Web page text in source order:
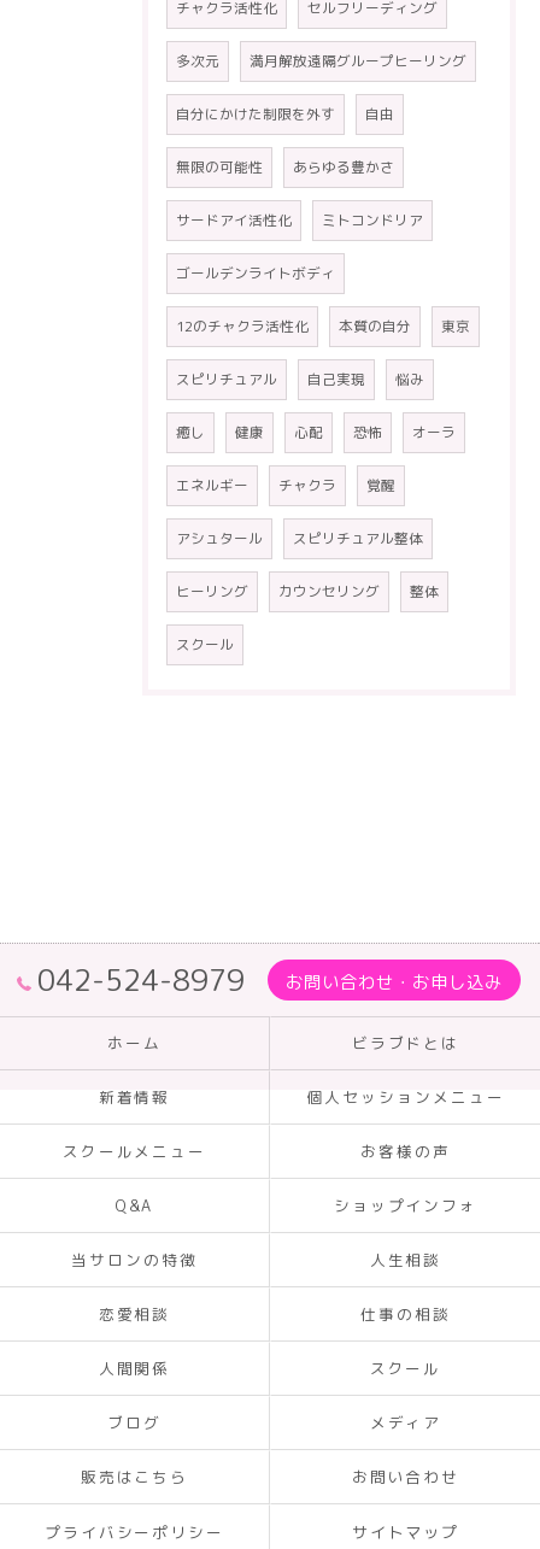
チャクラ活性化 セルフリーディング
多次元 満月解放遠隔グループヒーリング
自分にかけた制限を外す 自由
無限の可能性 あらゆる豊かさ
サードアイ活性化 ミトコンドリア
ゴールデンライトボディ
12のチャクラ活性化 本質の自分 東京
スピリチュアル 自己実現 悩み
癒し 健康 心配 恐怖 オーラ
エネルギー チャクラ 覚醒
アシュタール スピリチュアル整体
ヒーリング カウンセリング 整体
スクール
042-524-8979 お問い合わせ・お申し込み
ホーム ビラブドとは
新着情報 個人セッションメニュー
スクールメニュー お客様の声
Q&A ショップインフォ
当サロンの特徴 人生相談
恋愛相談 仕事の相談
人間関係 スクール
ブログ メディア
販売はこちら お問い合わせ
プライバシーポリシー サイトマップ